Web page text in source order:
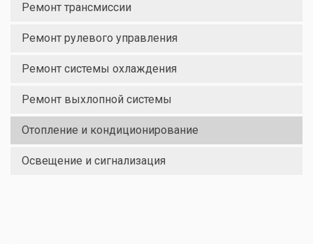
Ремонт трансмиссии
Ремонт рулевого управления
Ремонт системы охлаждения
Ремонт выхлопной системы
Отопление и кондиционирование
Освещение и сигнализация